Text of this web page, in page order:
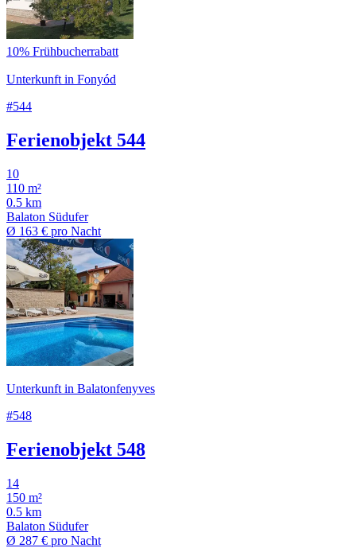
10% Frühbucherrabatt
Unterkunft in Fonyód
#544
Ferienobjekt 544
10
110 m²
0.5 km
Balaton Südufer
Ø 163 € pro Nacht
Unterkunft in Balatonfenyves
#548
Ferienobjekt 548
14
150 m²
0.5 km
Balaton Südufer
Ø 287 € pro Nacht